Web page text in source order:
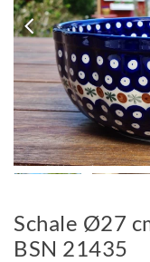
Schale Ø27
BSN 21435